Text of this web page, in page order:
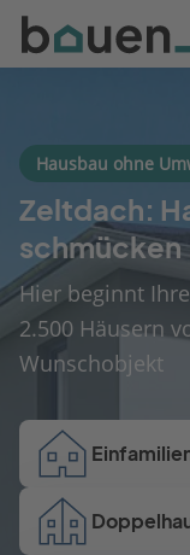
Bauen
Logo
Hausbau ohne
Zeltdach:
schmücken
Hier beginnt
2.500 Häusern
Wunschobjekt